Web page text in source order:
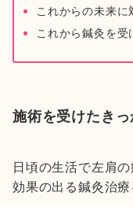
これからの未来に
これから鍼灸を受
施術を受けたきっ
日頃の生活で左肩の
効果の出る鍼灸治療